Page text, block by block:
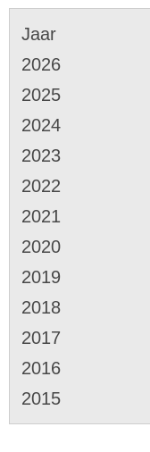
Jaar
2026
2025
2024
2023
2022
2021
2020
2019
2018
2017
2016
2015